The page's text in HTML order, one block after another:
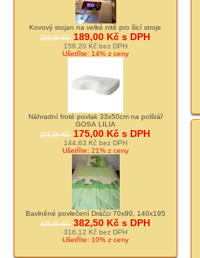
Kovový stojan na velké nitě pro šicí stroje
219,00 Kč 189,00 Kč s DPH
156,20 Kč bez DPH
Ušetříte: 14% z ceny
Náhradní froté povlak 33x50cm na polštář
GOSA LILIA
221,00 Kč 175,00 Kč s DPH
144,63 Kč bez DPH
Ušetříte: 21% z ceny
Bavlněné povlečení Dráčci 70x90, 140x195
425,00 Kč 382,50 Kč s DPH
316,12 Kč bez DPH
Ušetříte: 10% z ceny